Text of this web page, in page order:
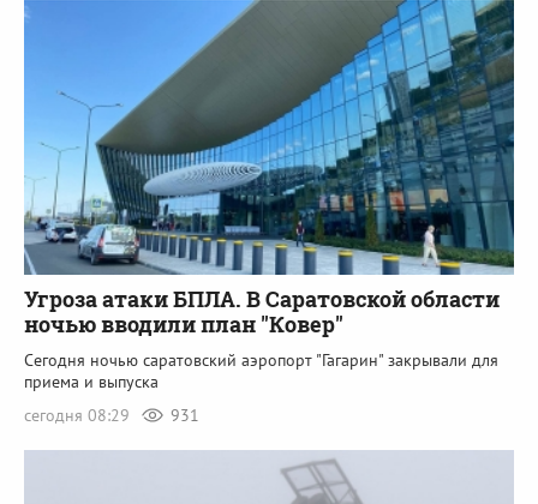
Угроза атаки БПЛА. В Саратовской области
ночью вводили план "Ковер"
Сегодня ночью саратовский аэропорт "Гагарин" закрывали для
приема и выпуска
сегодня 08:29
931